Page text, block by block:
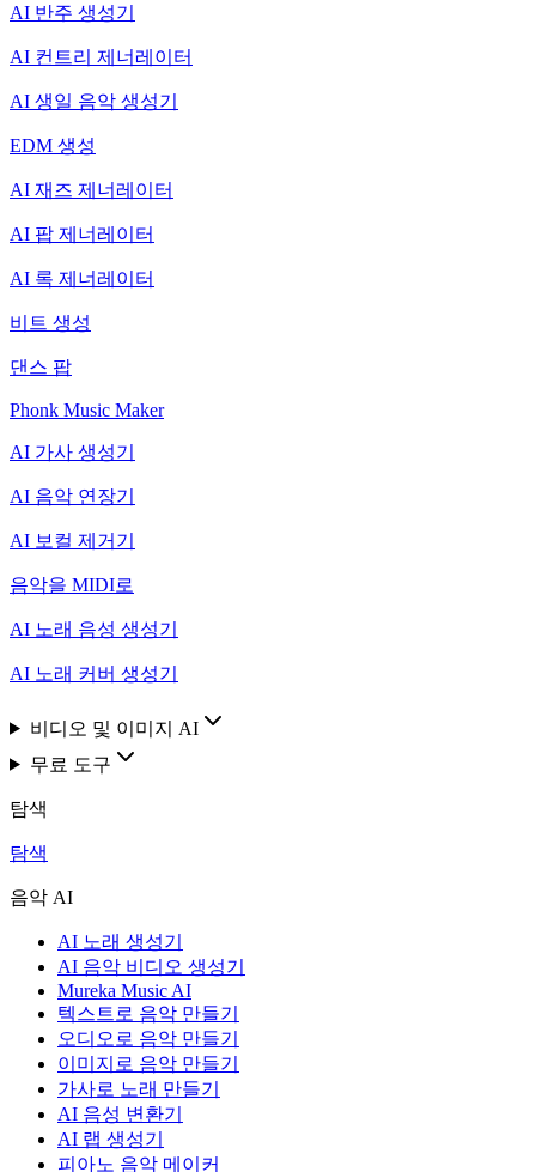
AI 반주 생성기
AI 컨트리 제너레이터
AI 생일 음악 생성기
EDM 생성
AI 재즈 제너레이터
AI 팝 제너레이터
AI 록 제너레이터
비트 생성
댄스 팝
Phonk Music Maker
AI 가사 생성기
AI 음악 연장기
AI 보컬 제거기
음악을 MIDI로
AI 노래 음성 생성기
AI 노래 커버 생성기
비디오 및 이미지 AI
무료 도구
탐색
탐색
음악 AI
AI 노래 생성기
AI 음악 비디오 생성기
Mureka Music AI
텍스트로 음악 만들기
오디오로 음악 만들기
이미지로 음악 만들기
가사로 노래 만들기
AI 음성 변환기
AI 랩 생성기
피아노 음악 메이커